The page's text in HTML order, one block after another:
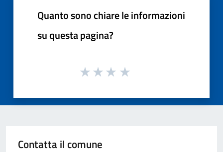
Quanto sono chiare le informazioni
su questa pagina?
Contatta il comune